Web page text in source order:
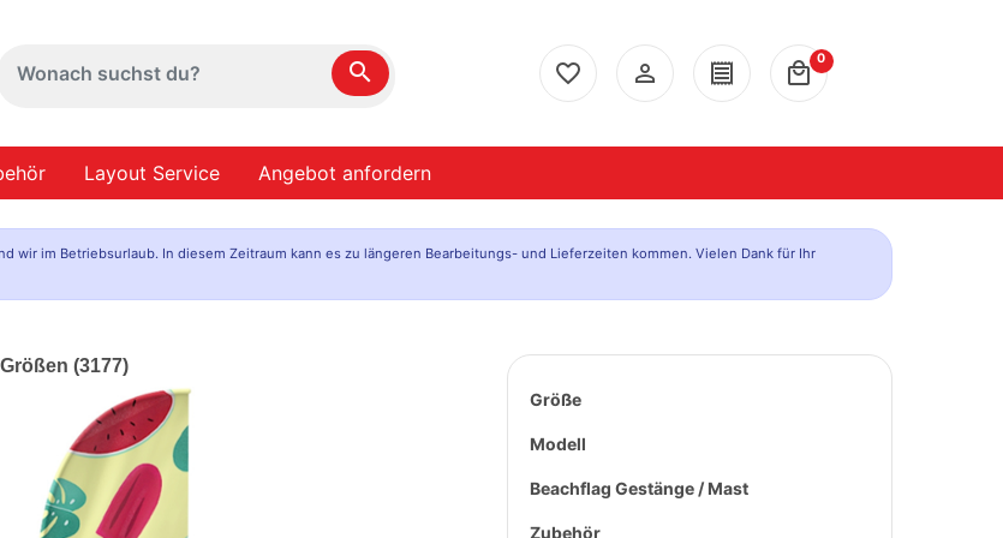
search favorite_border person_outline receipt local_mall
0
Layout Service Angebot anfordern
wir im Betriebsurlaub. In diesem Zeitraum kann es zu längeren Bearbeitungs- und Lieferzeiten kommen. Vielen Dank für Ihr
(3177)
Größe
Modell
Beachflag Gestänge / Mast
Zubehör